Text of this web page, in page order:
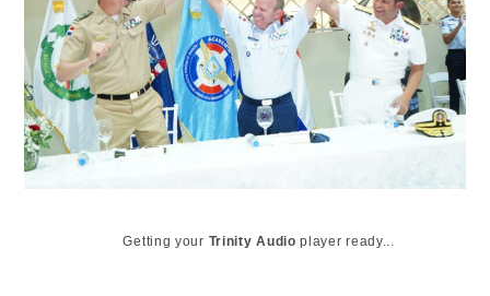
Getting your Trinity Audio player ready...